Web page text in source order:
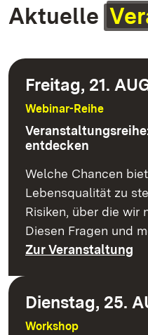
Aktuelle
Freitag, 21.
Webinar-Reihe
entdecken
Welche Chancen
Lebensqualität zu
Risiken, über die wir
Diesen Fragen und
Zur Veranstaltung
Dienstag, 25.
Workshop